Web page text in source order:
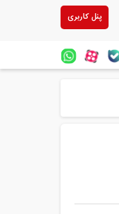
پنل کاربری